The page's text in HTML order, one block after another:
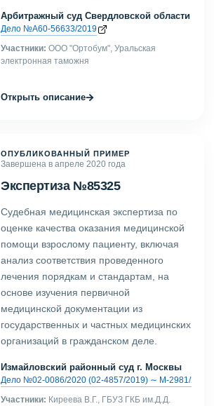
Арбитражный суд Свердловской области
Дело №А60-56633/2019
Участники: ООО "Ортобум", Уральская
электронная таможня
Открыть описание→
ОПУБЛИКОВАННЫЙ ПРИМЕР
Завершена в апреле 2020 года
Экспертиза №85325
Судебная медицинская экспертиза по
оценке качества оказания медицинской
помощи взрослому пациенту, включая
анализ соответствия проведенного
лечения порядкам и стандартам, на
основе изучения первичной
медицинской документации из
государственных и частных медицинских
организаций в гражданском деле.
Измайловский районный суд г. Москвы
Дело №02-0086/2020 (02-4857/2019) ∼ М-2981/2019
Участники: Киреева В.Г., ГБУЗ ГКБ им.Д.Д.